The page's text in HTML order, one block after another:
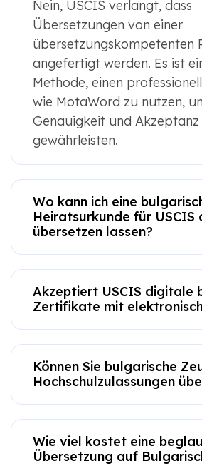
Nein, USCIS verlangt, dass
Übersetzungen von einer
übersetzungskompetenten
angefertigt werden. Es ist
Methode, einen
wie MotaWord zu nutzen,
Genauigkeit und Akzeptanz
gewährleisten.
Wo kann ich eine
Heiratsurkunde für USCIS
übersetzen lassen?
Akzeptiert USCIS digitale
Zertifikate mit
Können Sie bulgarische
Hochschulzulassungen
Wie viel kostet eine
Übersetzung auf